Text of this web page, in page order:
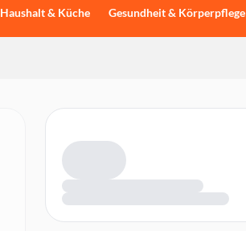
Haushalt & Küche Gesundheit & Körperpflege